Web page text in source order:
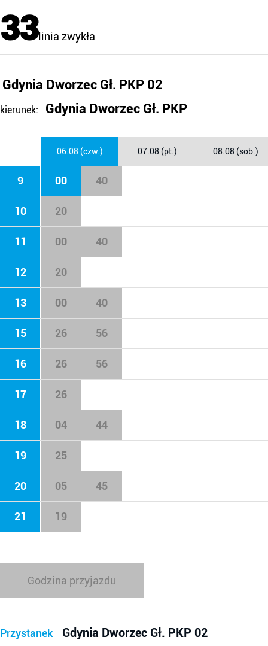
33linia zwykła
Gdynia Dworzec Gł. PKP 02
kierunek: Gdynia Dworzec Gł. PKP
06.08 (czw.) 07.08 (pt.) 08.08 (sob.)
9 00 40
10 20
11 00 40
12 20
13 00 40
15 26 56
16 26 56
17 26
18 04 44
19 25
20 05 45
21 19
Godzina przyjazdu
Przystanek Gdynia Dworzec Gł. PKP 02